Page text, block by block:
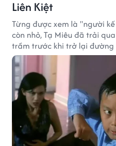
Liên Kiệt
Từng được xem là "người
còn nhỏ, Tạ Miêu đã trải
trầm trước khi trở lại đường
sở trường võ thuật.